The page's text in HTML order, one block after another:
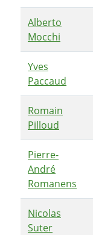
Alberto
Mocchi
Yves
Paccaud
Romain
Pilloud
Pierre-
André
Romanens
Nicolas
Suter